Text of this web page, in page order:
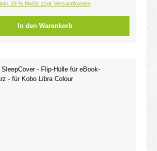
inkl. 19 % MwSt. zzgl. Versandkosten
In den Warenkorb